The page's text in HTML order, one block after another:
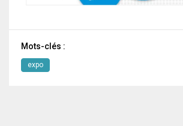
Mots-clés :
expo